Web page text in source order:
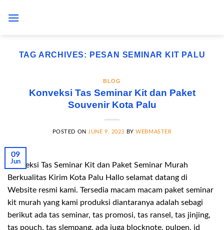
TAG ARCHIVES: PESAN SEMINAR KIT PALU
BLOG
Konveksi Tas Seminar Kit dan Paket
Souvenir Kota Palu
POSTED ON JUNE 9, 2023 BYWEBMASTER
09
Jun
Konveksi Tas Seminar Kit dan Paket Seminar Murah
Berkualitas Kirim Kota Palu Hallo selamat datang di
Website resmi kami. Tersedia macam macam paket seminar
kit murah yang kami produksi diantaranya adalah sebagi
berikut ada tas seminar, tas promosi, tas ransel, tas jinjing,
tas pouch, tas slempang, ada juga blocknote, pulpen, id